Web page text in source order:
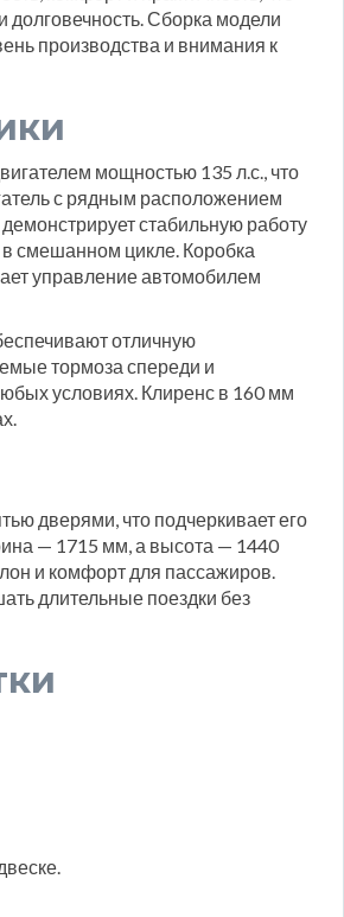
долговечность. Сборка модели
производства и внимания к
мощностью 135 л.с., что
с рядным расположением
стабильную работу
смешанном цикле. Коробка
управление автомобилем
отличную
тормоза спереди и
условиях. Клиренс в 160 мм
дверями, что подчеркивает его
— 1715 мм, а высота — 1440
и комфорт для пассажиров.
длительные поездки без